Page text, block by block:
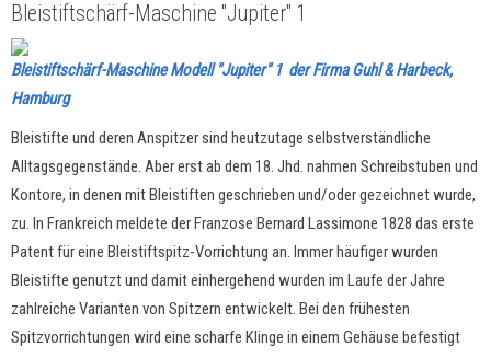
Bleistiftschärf-Maschine "Jupiter" 1
Bleistiftschärf-Maschine Modell "Jupiter" 1 der Firma Guhl & Harbeck,
Hamburg
Bleistifte und deren Anspitzer sind heutzutage selbstverständliche
Alltagsgegenstände. Aber erst ab dem 18. Jhd. nahmen Schreibstuben und
Kontore, in denen mit Bleistiften geschrieben und/oder gezeichnet wurde,
zu. In Frankreich meldete der Franzose Bernard Lassimone 1828 das erste
Patent für eine Bleistiftspitz-Vorrichtung an. Immer häufiger wurden
Bleistifte genutzt und damit einhergehend wurden im Laufe der Jahre
zahlreiche Varianten von Spitzern entwickelt. Bei den frühesten
Spitzvorrichtungen wird eine scharfe Klinge in einem Gehäuse befestigt